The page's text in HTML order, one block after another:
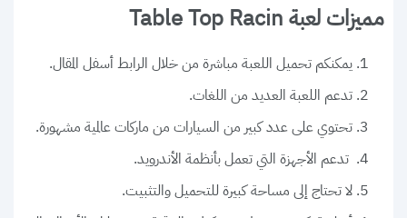
مميزات لعبة Table Top Racin
يمكنكم تحميل اللعبة مباشرة من خلال الرابط أسفل المقال.
تدعم اللعبة العديد من اللغات.
تحتوي على عدد كبير من السيارات من ماركات عالمية مشهورة.
تدعم الأجهزة التي تعمل بأنظمة الأندرويد.
لا تحتاج إلى مساحة كبيرة للتحميل والتثبيت.